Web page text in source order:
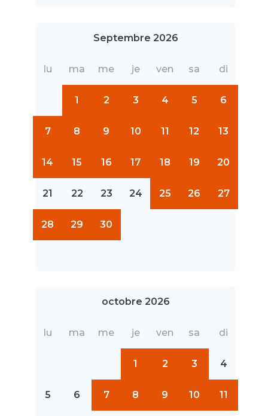
Septembre 2026
lu ma me je ven sa di
1 2 3 4 5 6
7 8 9 10 11 12 13
14 15 16 17 18 19 20
21 22 23 24 25 26 27
28 29 30
octobre 2026
lu ma me je ven sa di
1 2 3 4
5 6 7 8 9 10 11